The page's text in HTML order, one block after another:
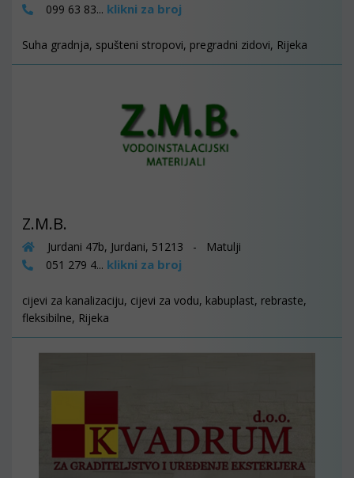
099 63 83... klikni za broj
Suha gradnja, spušteni stropovi, pregradni zidovi, Rijeka
Z.M.B.
Jurdani 47b, Jurdani, 51213 - Matulji
051 279 4... klikni za broj
cijevi za kanalizaciju, cijevi za vodu, kabuplast, rebraste,
fleksibilne, Rijeka